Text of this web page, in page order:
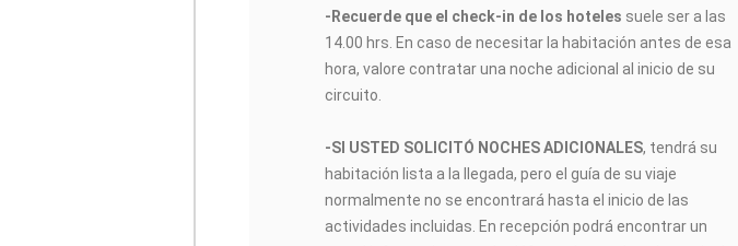
-Recuerde que el check-in de los hoteles suele ser a las
14.00 hrs. En caso de necesitar la habitación antes de esa
hora, valore contratar una noche adicional al inicio de su
circuito.
-SI USTED SOLICITÓ NOCHES ADICIONALES, tendrá su
habitación lista a la llegada, pero el guía de su viaje
normalmente no se encontrará hasta el inicio de las
actividades incluidas. En recepción podrá encontrar un